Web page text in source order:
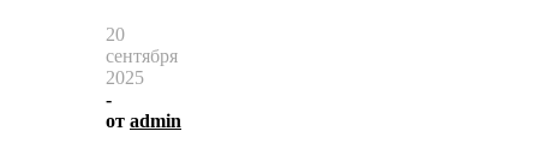
20
сентября
2025
-
от admin